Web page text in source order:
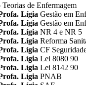
Teorias de Enfermagem
Lígia Gestão em
Lígia Gestão em
Lígia NR 4 e NR 5
Lígia Reforma
Lígia CF
Lígia Lei 8080 90
Lígia Lei 8142 90
Lígia PNAB